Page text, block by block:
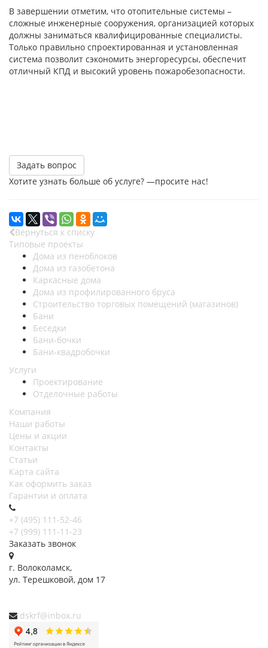
В завершении отметим, что отопительные системы –
сложные инженерные сооружения, организацией которых
должны заниматься квалифицированные специалисты.
Только правильно спроектированная и установленная
система позволит сэкономить энергоресурсы, обеспечит
отличный КПД и высокий уровень пожаробезопасности.
Задать вопрос
Хотите узнать больше об услуге? —просите нас!
Вернуться к списку
Типовые проекты
Дома из пеноблоков
Дома из газобетона
Каркасные дома
Дома из профилированного бруса
Строительство торговых помещений (магазинов)
Бани
Беседки
Бани-бочки
Бани-квадробочки
Услуги
Проектирование
Отделочные работы
Компания
Наши работы
Цены и акции
Контакты
Статьи
Карта сайта
Как оформить заказ
Гарантии и оплата
+7 (495) 111-52-46
+7 (999) 111-11-23
Заказать звонок
г. Волоколамск,
ул. Терешковой, дом 17
dskrf@inbox.ru